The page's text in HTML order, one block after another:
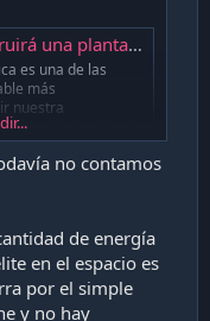
planea transmitir la energía a la Tierra
es una de las
más
nuestra
fósiles. En el...
pataleta de algunos
usado como
para
no contamos
de energía
en el espacio es
por el simple
y no hay